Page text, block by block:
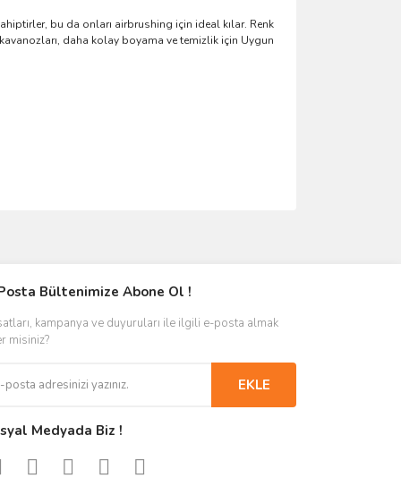
bu da onları airbrushing için ideal kılar. Renk
daha kolay boyama ve temizlik için Uygun
Bültenimize Abone Ol !
kampanya ve duyuruları ile ilgili e-posta almak
misiniz?
EKLE
Medyada Biz !